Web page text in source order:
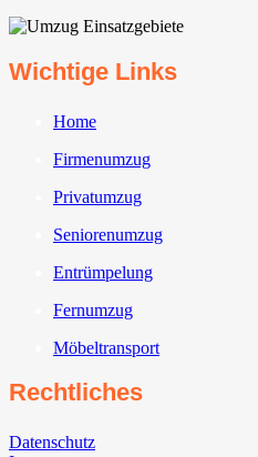
Wichtige Links
Home
Firmenumzug
Privatumzug
Seniorenumzug
Entrümpelung
Fernumzug
Möbeltransport
Rechtliches
Datenschutz